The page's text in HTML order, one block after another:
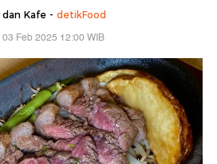
Kafe - detikFood
Feb 2025 12:00 WIB